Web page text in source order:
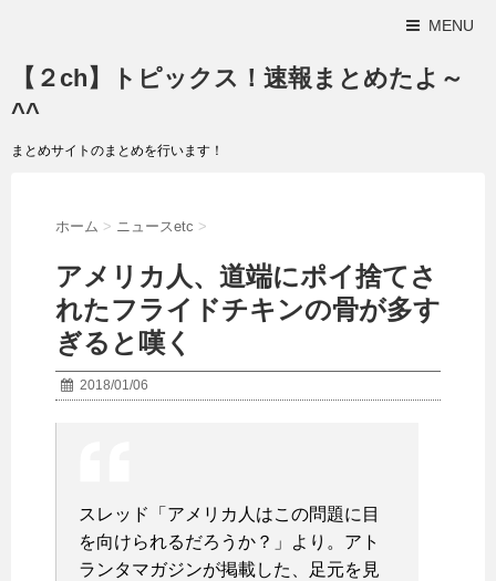
MENU
【２ch】トピックス！速報まとめたよ～
^^
まとめサイトのまとめを行います！
ホーム > ニュースetc >
アメリカ人、道端にポイ捨てさ
れたフライドチキンの骨が多す
ぎると嘆く
2018/01/06
スレッド「 アメリカ人はこの問題に目
を向けられるだろうか？」より。アト
ランタマガジンが掲載した、足元を見